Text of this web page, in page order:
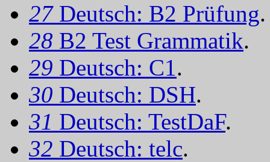
27 Deutsch: B2 Prüfung.
28 B2 Test Grammatik.
29 Deutsch: C1.
30 Deutsch: DSH.
31 Deutsch: TestDaF.
32 Deutsch: telc.